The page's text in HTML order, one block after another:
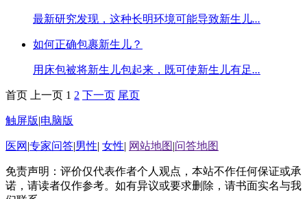
最新研究发现，这种长明环境可能导致新生儿...
如何正确包裹新生儿？
用床包被将新生儿包起来，既可使新生儿有足...
首页 上一页 1 2 下一页 尾页
触屏版|电脑版
医网 |专家问答|男性| 女性| 网站地图 |问答地图
免责声明：评价仅代表作者个人观点，本站不作任何保证或承
诺，请读者仅作参考。如有异议或要求删除，请书面实名与我